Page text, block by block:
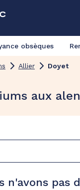
obsèques
Allier Doyet
aux
n'avons pas